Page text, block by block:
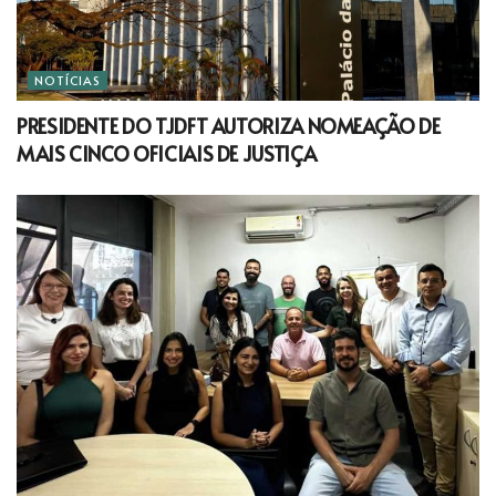
NOTÍCIAS
PRESIDENTE DO TJDFT AUTORIZA NOMEAÇÃO DE
MAIS CINCO OFICIAIS DE JUSTIÇA